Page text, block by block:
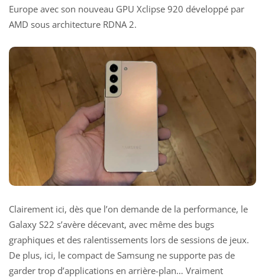
Europe avec son nouveau GPU Xclipse 920 développé par
AMD sous architecture RDNA 2.
Clairement ici, dès que l’on demande de la performance, le
Galaxy S22 s’avère décevant, avec même des bugs
graphiques et des ralentissements lors de sessions de jeux.
De plus, ici, le compact de Samsung ne supporte pas de
garder trop d’applications en arrière-plan… Vraiment